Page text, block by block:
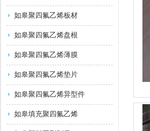
如皋聚四氟乙烯板材
如皋聚四氟乙烯盘根
如皋聚四氟乙烯薄膜
如皋聚四氟乙烯垫片
如皋聚四氟乙烯异型件
如皋填充聚四氟乙烯